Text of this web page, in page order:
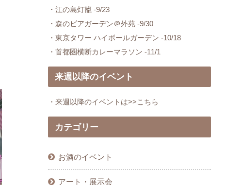
・江の島灯籠 -9/23
・森のビアガーデン＠外苑 -9/30
・東京タワー ハイボールガーデン -10/18
・首都圏横断カレーマラソン -11/1
来週以降のイベント
・来週以降のイベントは>>こちら
カテゴリー
お酒のイベント
アート・展示会